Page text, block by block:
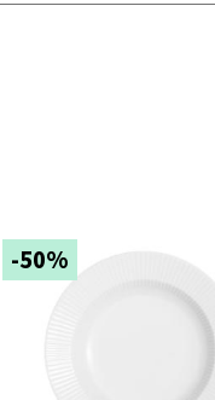
-50%
Åpent
0 i